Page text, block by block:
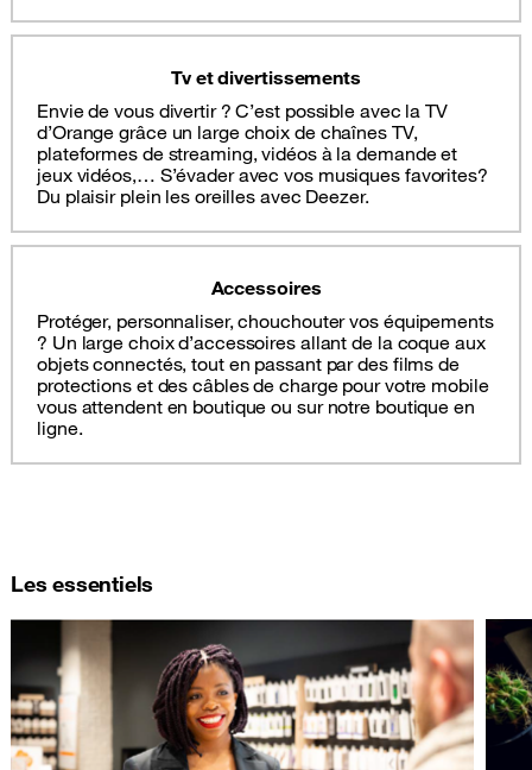
Tv et divertissements
Envie de vous divertir ? C’est possible avec la TV
d’Orange grâce un large choix de chaînes TV,
plateformes de streaming, vidéos à la demande et
jeux vidéos,… S’évader avec vos musiques favorites?
Du plaisir plein les oreilles avec Deezer.
Accessoires
Protéger, personnaliser, chouchouter vos équipements
? Un large choix d’accessoires allant de la coque aux
objets connectés, tout en passant par des films de
protections et des câbles de charge pour votre mobile
vous attendent en boutique ou sur notre boutique en
ligne.
Les essentiels